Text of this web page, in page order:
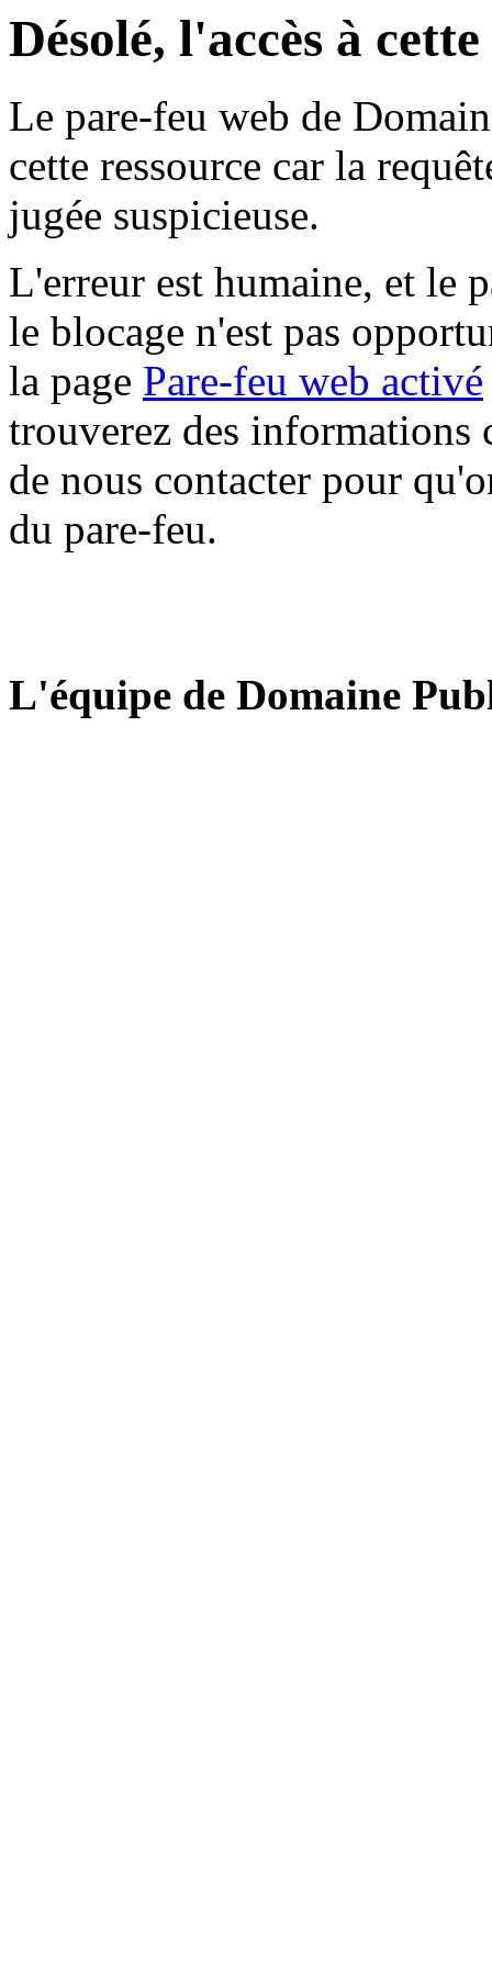
Désolé, l'accès à
Le pare-feu web de
cette ressource car la
jugée suspicieuse.
L'erreur est humaine, et le
le blocage n'est pas
la page Pare-feu web activé
trouverez des informations
de nous contacter pour
du pare-feu.
L'équipe de Domaine